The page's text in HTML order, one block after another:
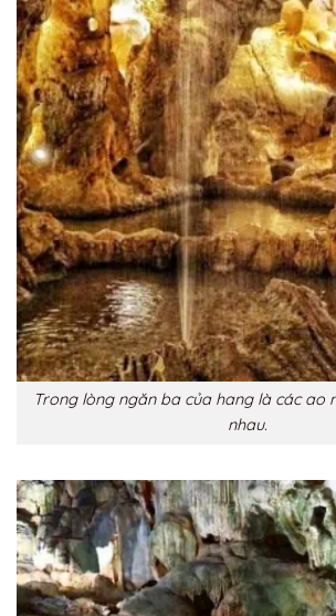
Trong lòng ngăn ba của hang là các ao
nhau.